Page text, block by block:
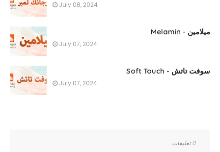
July 08, 2024
ميلامين - Melamin
July 07, 2024
سوفت تاتش - Soft Touch
July 07, 2024
0 تعليقات